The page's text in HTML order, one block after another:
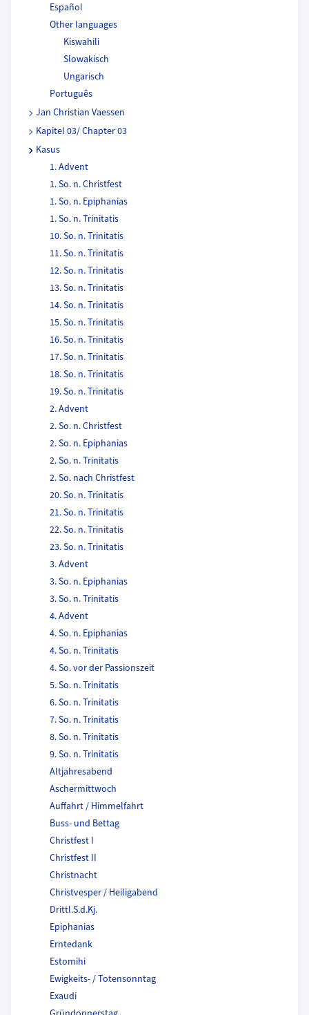
Español
Other languages
Kiswahili
Slowakisch
Ungarisch
Português
Jan Christian Vaessen
Kapitel 03/ Chapter 03
Kasus
1. Advent
1. So. n. Christfest
1. So. n. Epiphanias
1. So. n. Trinitatis
10. So. n. Trinitatis
11. So. n. Trinitatis
12. So. n. Trinitatis
13. So. n. Trinitatis
14. So. n. Trinitatis
15. So. n. Trinitatis
16. So. n. Trinitatis
17. So. n. Trinitatis
18. So. n. Trinitatis
19. So. n. Trinitatis
2. Advent
2. So. n. Christfest
2. So. n. Epiphanias
2. So. n. Trinitatis
2. So. nach Christfest
20. So. n. Trinitatis
21. So. n. Trinitatis
22. So. n. Trinitatis
23. So. n. Trinitatis
3. Advent
3. So. n. Epiphanias
3. So. n. Trinitatis
4. Advent
4. So. n. Epiphanias
4. So. n. Trinitatis
4. So. vor der Passionszeit
5. So. n. Trinitatis
6. So. n. Trinitatis
7. So. n. Trinitatis
8. So. n. Trinitatis
9. So. n. Trinitatis
Altjahresabend
Aschermittwoch
Auffahrt / Himmelfahrt
Buss- und Bettag
Christfest I
Christfest II
Christnacht
Christvesper / Heiligabend
Drittl.S.d.Kj.
Epiphanias
Erntedank
Estomihi
Ewigkeits- / Totensonntag
Exaudi